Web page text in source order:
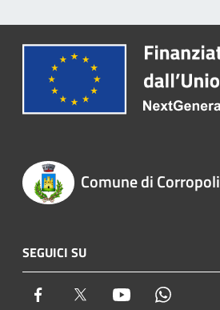
Comune di Corropoli
SEGUICI SU
Facebook Twitter Youtube